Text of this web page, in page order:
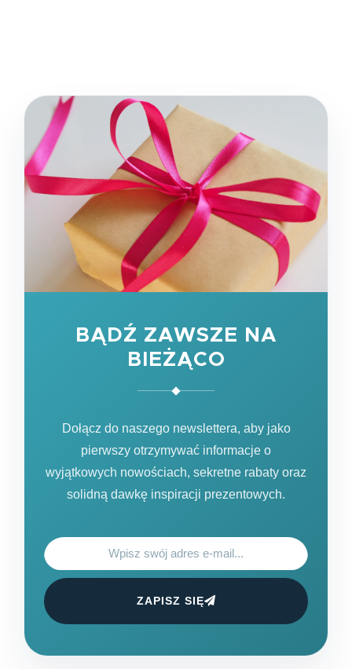
BĄDŹ ZAWSZE NA
BIEŻĄCO
Dołącz do naszego newslettera, aby jako
pierwszy otrzymywać informacje o
wyjątkowych nowościach, sekretne rabaty oraz
solidną dawkę inspiracji prezentowych.
ZAPISZ SIĘ